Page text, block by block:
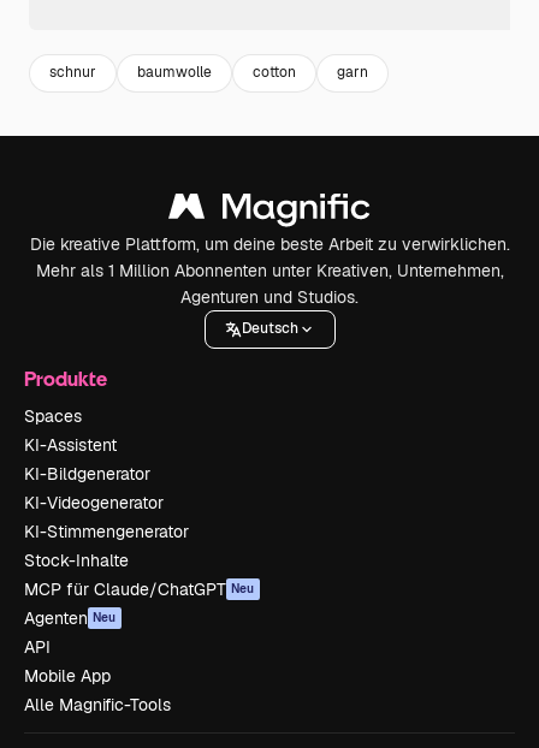
schnur baumwolle cotton garn
Die kreative Plattform, um deine beste Arbeit zu verwirklichen.
Mehr als 1 Million Abonnenten unter Kreativen, Unternehmen,
Agenturen und Studios.
Deutsch
Produkte
Spaces
KI-Assistent
KI-Bildgenerator
KI-Videogenerator
KI-Stimmengenerator
Stock-Inhalte
MCP für Claude/ChatGPT Neu
Agenten Neu
API
Mobile App
Alle Magnific-Tools